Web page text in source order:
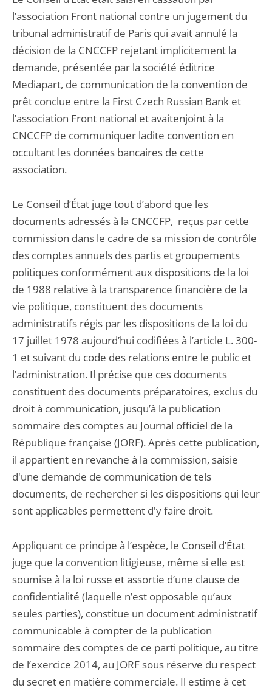
l’association Front national contre un jugement du
tribunal administratif de Paris qui avait annulé la
décision de la CNCCFP rejetant implicitement la
demande, présentée par la société éditrice
Mediapart, de communication de la convention de
prêt conclue entre la First Czech Russian Bank et
l’association Front national et avaitenjoint à la
CNCCFP de communiquer ladite convention en
occultant les données bancaires de cette
association.
Le Conseil d’État juge tout d’abord que les
documents adressés à la CNCCFP, reçus par cette
commission dans le cadre de sa mission de contrôle
des comptes annuels des partis et groupements
politiques conformément aux dispositions de la loi
de 1988 relative à la transparence financière de la
vie politique, constituent des documents
administratifs régis par les dispositions de la loi du
17 juillet 1978 aujourd’hui codifiées à l’article L. 300-
1 et suivant du code des relations entre le public et
l’administration. Il précise que ces documents
constituent des documents préparatoires, exclus du
droit à communication, jusqu’à la publication
sommaire des comptes au Journal officiel de la
République française (JORF). Après cette publication,
il appartient en revanche à la commission, saisie
d'une demande de communication de tels
documents, de rechercher si les dispositions qui leur
sont applicables permettent d'y faire droit.
Appliquant ce principe à l’espèce, le Conseil d’État
juge que la convention litigieuse, même si elle est
soumise à la loi russe et assortie d’une clause de
confidentialité (laquelle n’est opposable qu’aux
seules parties), constitue un document administratif
communicable à compter de la publication
sommaire des comptes de ce parti politique, au titre
de l’exercice 2014, au JORF sous réserve du respect
du secret en matière commerciale. Il estime à cet